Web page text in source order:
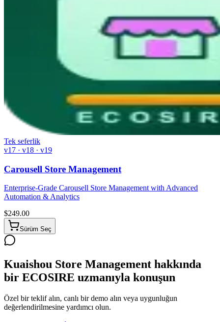
Tek seferlik
v17 · v18 · v19
Carousell Store Management
Enterprise-Grade Carousell Store Management with Advanced
Automation & Analytics
$249.00
Sürüm Seç
Kuaishou Store Management hakkında
bir ECOSIRE uzmanıyla konuşun
Özel bir teklif alın, canlı bir demo alın veya uygunluğun
değerlendirilmesine yardımcı olun.